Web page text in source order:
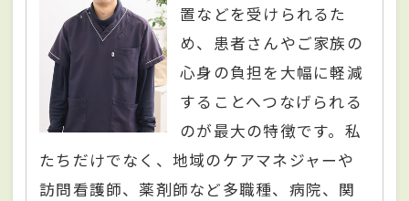
置などを受けられるた
め、患者さんやご家族の
心身の負担を大幅に軽減
することへつなげられる
のが最大の特徴です。私
たちだけでなく、地域のケアマネジャーや
訪問看護師、薬剤師など多職種、病院、関